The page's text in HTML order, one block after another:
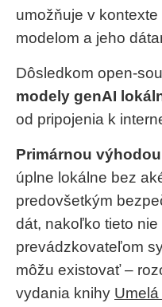
umožňuje v
modelom a jeho
Dôsledkom open-
modely genAI
od pripojenia k
Primárnou výhodou
úplne lokálne bez
predovšetkým
dát, nakoľko tieto
prevádzkovateľom
môžu existovať –
vydania knihy